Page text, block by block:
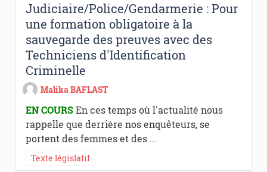
Judiciaire/Police/Gendarmerie : Pour
une formation obligatoire à la
sauvegarde des preuves avec des
Techniciens d'Identification
Criminelle
Malika BAFLAST
EN COURSEn ces temps où l'actualité nous
rappelle que derrière nos enquêteurs, se
portent des femmes et des ...
Texte législatif